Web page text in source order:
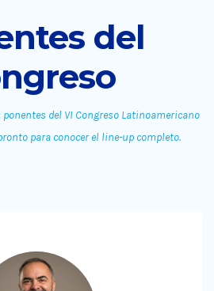
del
del VI Congreso Latinoamericano
pronto para conocer el line-up completo.